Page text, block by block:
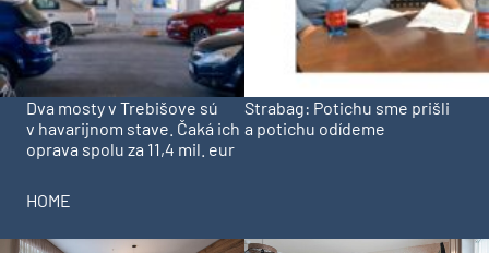
Dva mosty v Trebišove sú
v havarijnom stave. Čaká ich
oprava spolu za 11,4 mil. eur
Strabag: Potichu sme prišli
a potichu odídeme
HOME